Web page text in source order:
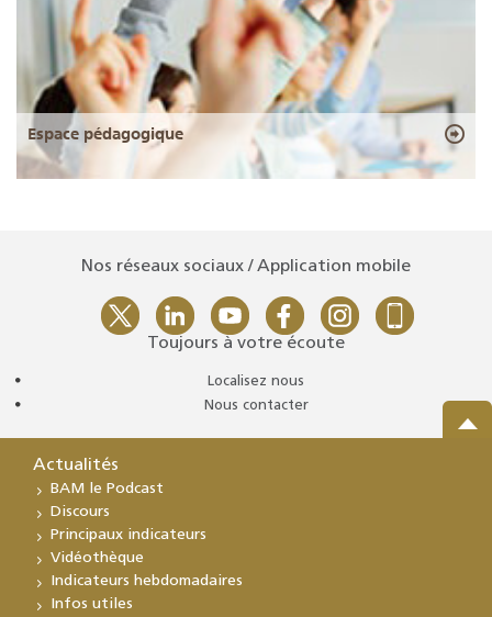
Espace pédagogique
Nos réseaux sociaux / Application mobile
Toujours à votre écoute
Localisez nous
Nous contacter
Actualités
BAM le Podcast
Discours
Principaux indicateurs
Vidéothèque
Indicateurs hebdomadaires
Infos utiles